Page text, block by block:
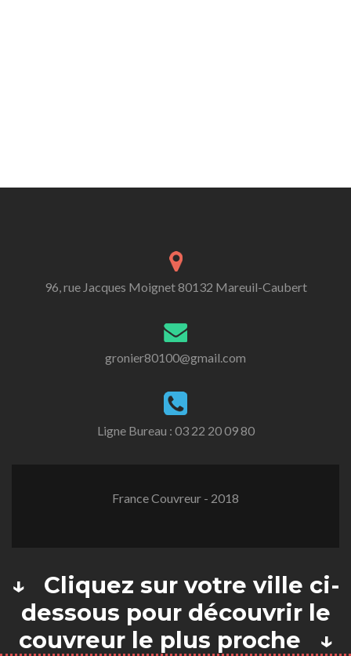
96, rue Jacques Moignet 80132 Mareuil-Caubert
gronier80100@gmail.com
Ligne Bureau : 03 22 20 09 80
France Couvreur - 2018
↓ Cliquez sur votre ville ci-
dessous pour découvrir le
couvreur le plus proche ↓